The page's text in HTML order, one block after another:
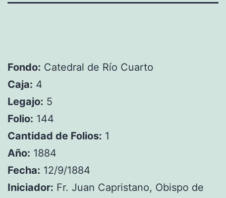
Fondo: Catedral de Río Cuarto
Caja: 4
Legajo: 5
Folio: 144
Cantidad de Folios: 1
Año: 1884
Fecha: 12/9/1884
Iniciador: Fr. Juan Capristano, Obispo de